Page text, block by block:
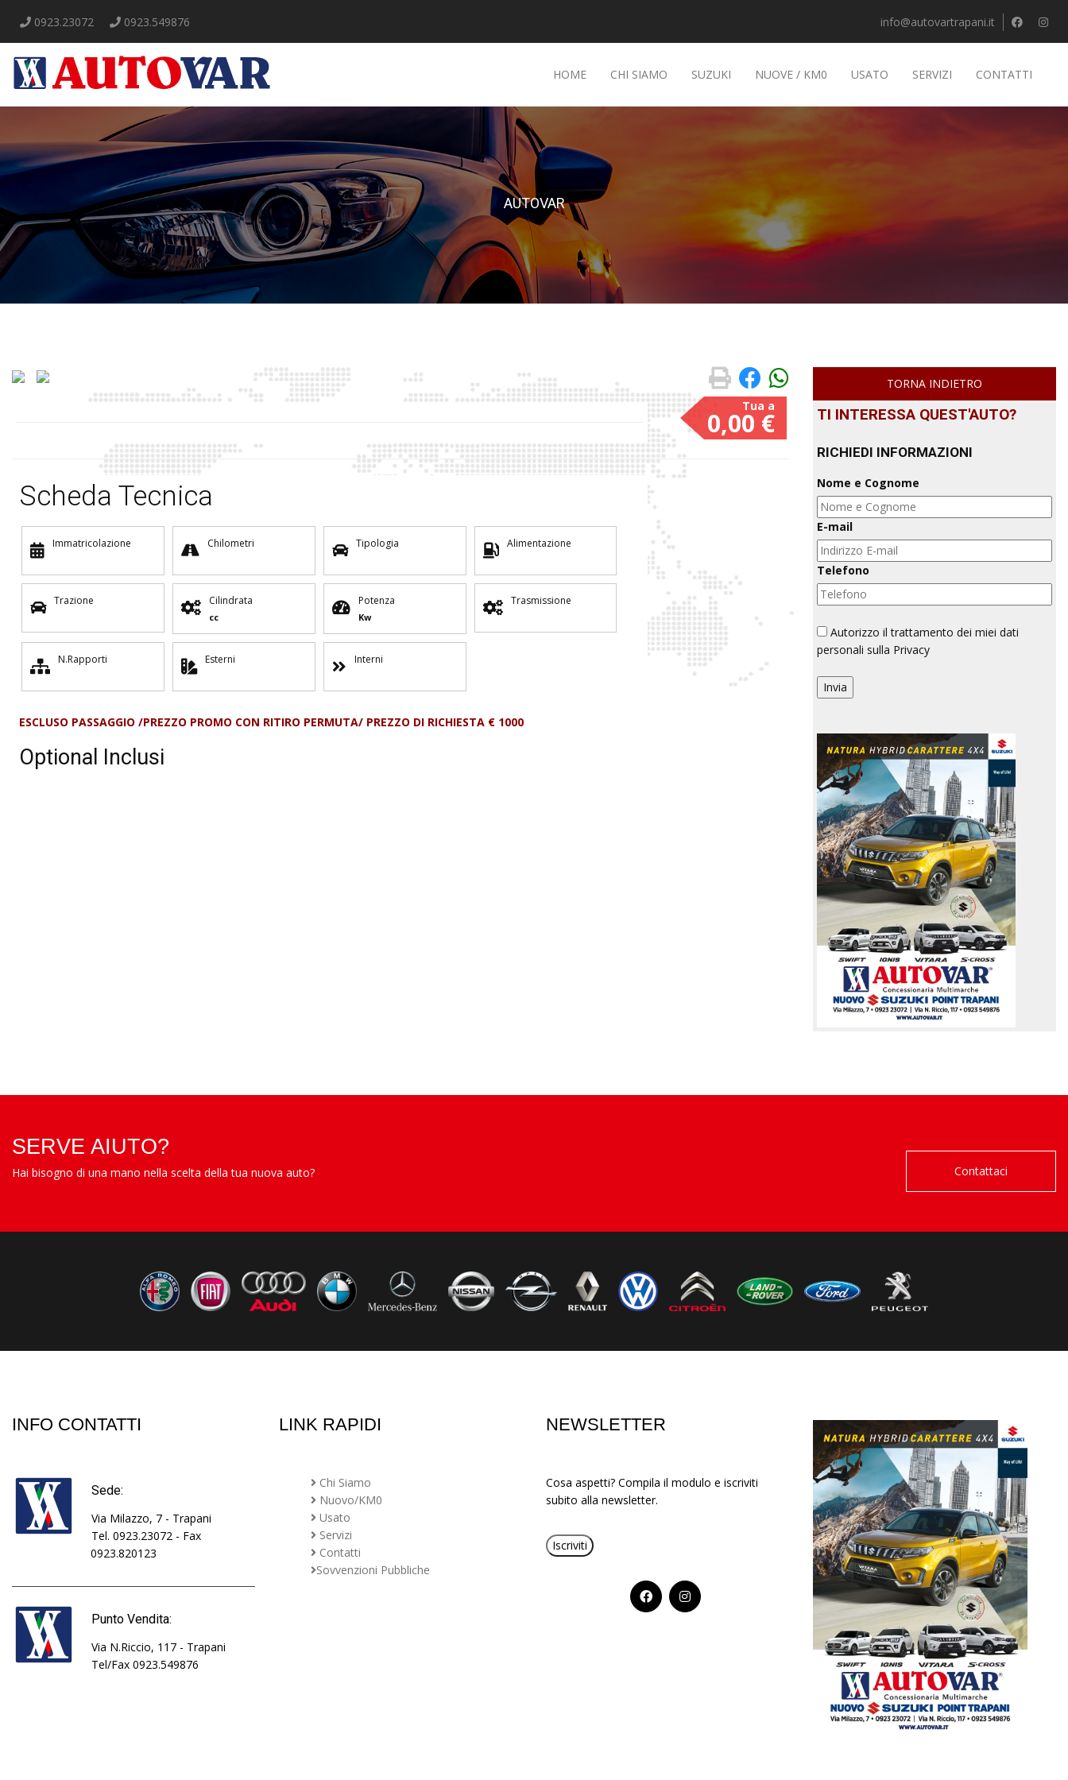
0923.23072 0923.549876 info@autovartrapani.it
HOME CHI SIAMO SUZUKI NUOVE / KM0 USATO SERVIZI CONTATTI
AUTOVAR
0,00 €
Scheda Tecnica
Immatricolazione Chilometri Tipologia Alimentazione
Trazione Cilindrata
cc
Potenza
Kw
Trasmissione
N.Rapporti Esterni Interni
ESCLUSO PASSAGGIO /PREZZO PROMO CON RITIRO PERMUTA/ PREZZO DI RICHIESTA € 1000
Optional Inclusi
TORNA INDIETRO
TI INTERESSA QUEST'AUTO?
RICHIEDI INFORMAZIONI
Nome e Cognome
E-mail
Telefono
Autorizzo il trattamento dei miei dati
personali sulla Privacy
SERVE AIUTO?
Hai bisogno di una mano nella scelta della tua nuova auto? Contattaci
INFO CONTATTI
Sede:
Via Milazzo, 7 - Trapani
Tel. 0923.23072 - Fax
0923.820123
Punto Vendita:
Via N.Riccio, 117 - Trapani
Tel/Fax 0923.549876
LINK RAPIDI
Chi Siamo
Nuovo/KM0
Usato
Servizi
Contatti
Sovvenzioni Pubbliche
NEWSLETTER
Cosa aspetti? Compila il modulo e iscriviti
subito alla newsletter.
Iscriviti